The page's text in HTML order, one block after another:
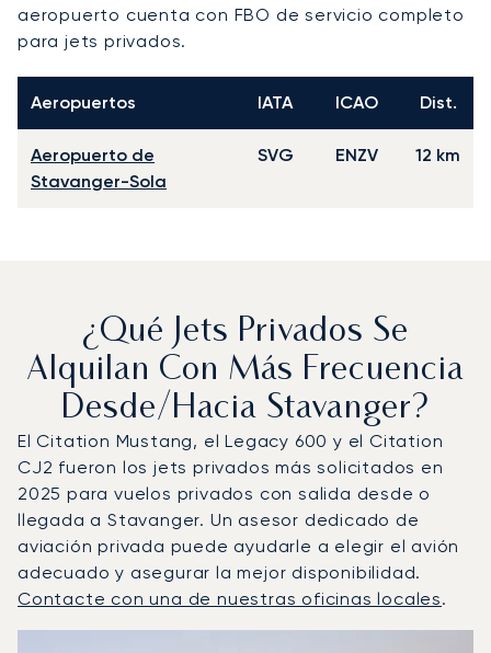
aeropuerto cuenta con FBO de servicio completo
para jets privados.
Aeropuertos IATA ICAO Dist.
Aeropuerto de
Stavanger-Sola
SVG ENZV 12 km
¿Qué Jets Privados Se
Alquilan Con Más Frecuencia
Desde/hacia Stavanger?
El Citation Mustang, el Legacy 600 y el Citation
CJ2 fueron los jets privados más solicitados en
2025 para vuelos privados con salida desde o
llegada a Stavanger. Un asesor dedicado de
aviación privada puede ayudarle a elegir el avión
adecuado y asegurar la mejor disponibilidad.
Contacte con una de nuestras oficinas locales.